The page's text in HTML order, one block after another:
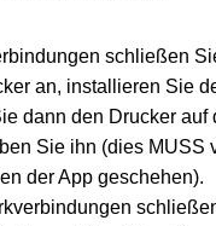
schließen
an, installieren Sie
dann den Drucker auf
Sie ihn (dies MUSS
der App geschehen).